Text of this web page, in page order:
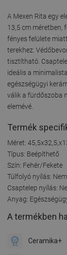
A Mexen Rita egy
13,5 cm méretben,
fényes felülete
terekhez.
tisztítható.
ideális a
egészségügyi
válik a fürdőszoba
elemévé.
Termék
Méret:
Típus: Beépíthető
Szín: Fehér/Fekete
Túlfolyó nyílás: Nem
Csaptelep nyílás:
Anyag:
A termékben
Ceramika+